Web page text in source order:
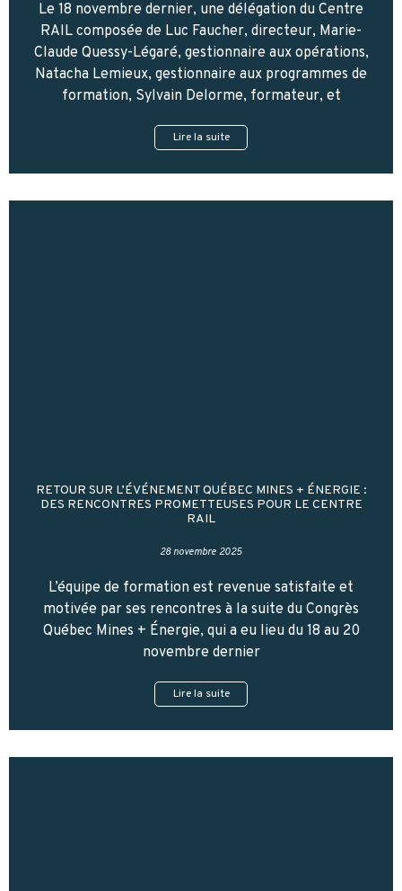
Le 18 novembre dernier, une délégation du Centre
RAIL composée de Luc Faucher, directeur, Marie-
Claude Quessy-Légaré, gestionnaire aux opérations,
Natacha Lemieux, gestionnaire aux programmes de
formation, Sylvain Delorme, formateur, et
Lire la suite
RETOUR SUR L’ÉVÉNEMENT QUÉBEC MINES + ÉNERGIE :
DES RENCONTRES PROMETTEUSES POUR LE CENTRE
RAIL
28 novembre 2025
L’équipe de formation est revenue satisfaite et
motivée par ses rencontres à la suite du Congrès
Québec Mines + Énergie, qui a eu lieu du 18 au 20
novembre dernier
Lire la suite